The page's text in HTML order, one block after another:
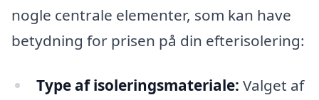
nogle centrale elementer, som kan have
betydning for prisen på din efterisolering:
Type af isoleringsmateriale: Valget af